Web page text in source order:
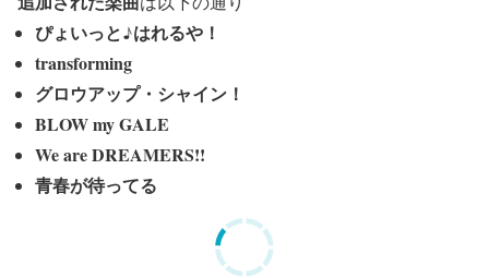
ぴょいっと♪はれるや！
transforming
グロウアップ・シャイン！
BLOW my GALE
We are DREAMERS!!
青春が待ってる